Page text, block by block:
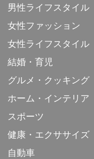
男性ライフスタイル
女性ファッション
女性ライフスタイル
結婚・育児
グルメ・クッキング
ホーム・インテリア
スポーツ
健康・エクササイズ
自動車